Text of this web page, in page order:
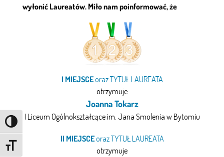
Przełącz wysoki kontrast
Zmień rozmiar czcionki
wyłonić Laureatów. Miło nam poinformować, że
I MIEJSCEoraz TYTUŁ LAUREATA
otrzymuje
Joanna Tokarz
I Liceum Ogólnokształcące im. Jana Smolenia w Bytomiu
II MIEJSCEoraz TYTUŁ LAUREATA
otrzymuje